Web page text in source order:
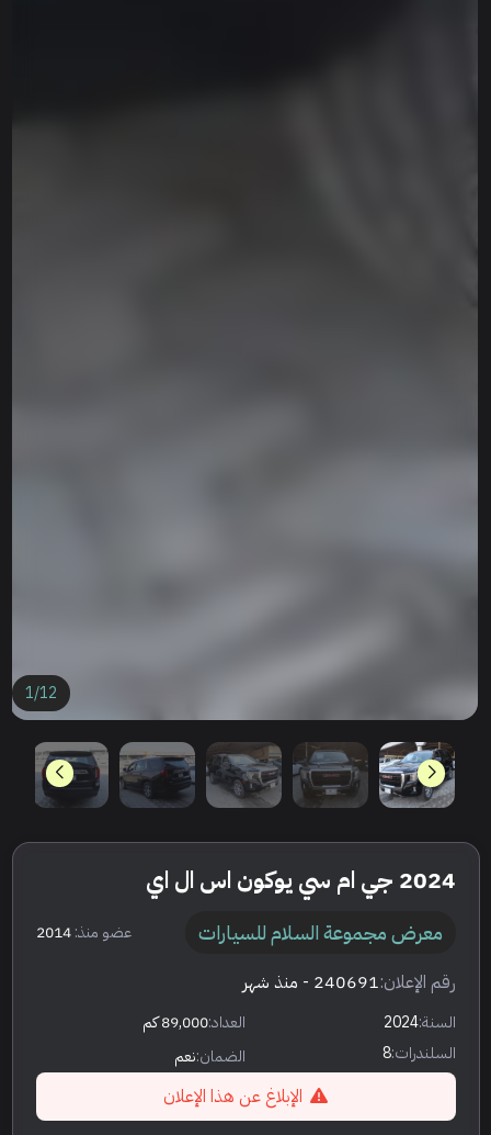
1/12
2024 جي ام سي يوكون اس ال اي
معرض مجموعة السلام للسيارات عضو منذ:2014
رقم الإعلان:240691 - منذ شهر
السنة:2024 العداد:89,000 كم
السلندرات:8 الضمان:نعم
الإبلاغ عن هذا الإعلان